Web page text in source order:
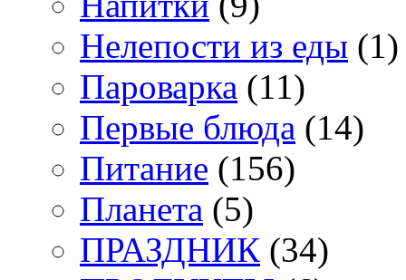
Нелепости из еды (1)
Пароварка (11)
Первые блюда (14)
Питание (156)
Планета (5)
ПРАЗДНИК (34)